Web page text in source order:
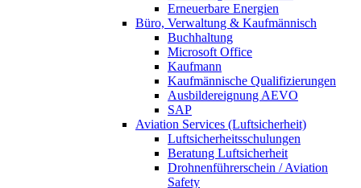
Erneuerbare Energien
Büro, Verwaltung & Kaufmännisch
Buchhaltung
Microsoft Office
Kaufmann
Kaufmännische Qualifizierungen
Ausbildereignung AEVO
SAP
Aviation Services (Luftsicherheit)
Luftsicherheitsschulungen
Beratung Luftsicherheit
Drohnenführerschein / Aviation
Safety